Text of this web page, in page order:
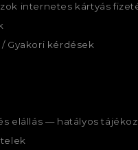
internetes kártyás
Gyakori kérdések
elállás — hatályos